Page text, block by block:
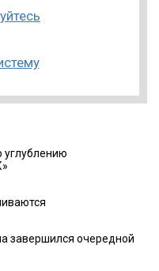
углублению
завершился очередной